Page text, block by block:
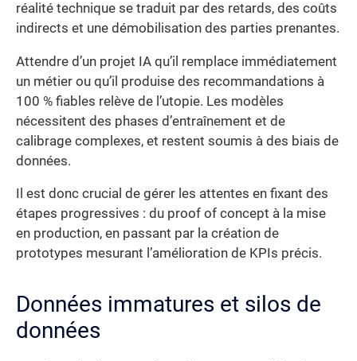
réalité technique se traduit par des retards, des coûts
indirects et une démobilisation des parties prenantes.
Attendre d’un projet IA qu’il remplace immédiatement
un métier ou qu’il produise des recommandations à
100 % fiables relève de l’utopie. Les modèles
nécessitent des phases d’entraînement et de
calibrage complexes, et restent soumis à des biais de
données.
Il est donc crucial de gérer les attentes en fixant des
étapes progressives : du proof of concept à la mise
en production, en passant par la création de
prototypes mesurant l’amélioration de KPIs précis.
Données immatures et silos de
données